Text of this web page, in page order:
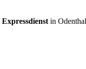
Expressdienst in